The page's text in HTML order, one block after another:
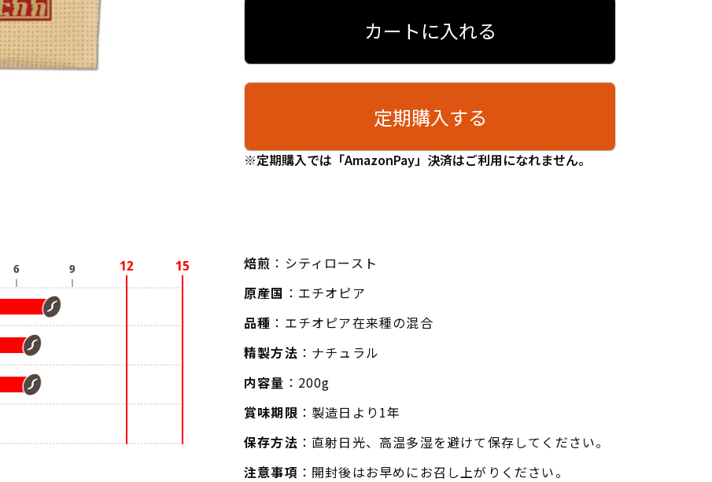
カートに入れる
定期購入する
※定期購入では「AmazonPay」決済はご利用になれません。
焙煎 ：シティロースト
原産国 ：エチオピア
品種 ：エチオピア在来種の混合
精製方法 ：ナチュラル
内容量 ：200g
賞味期限 ：製造日より1年
保存方法 ：直射日光、高温多湿を避けて保存してください。
注意事項 ：開封後はお早めにお召し上がりください。